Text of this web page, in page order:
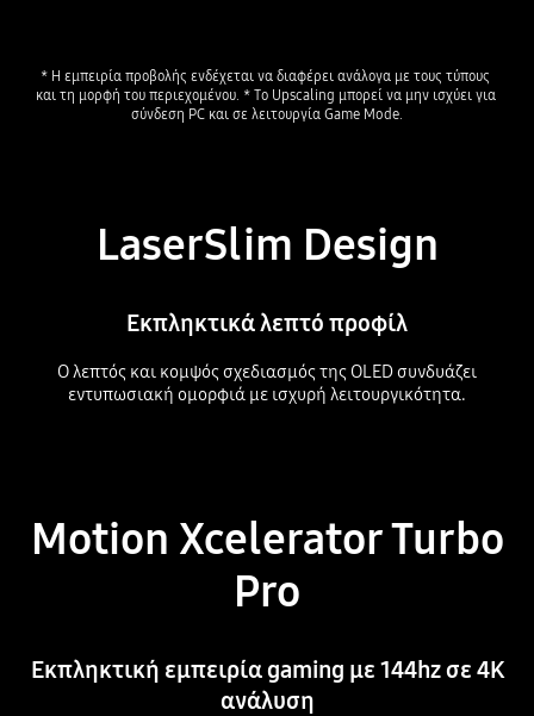
* Η εμπειρία προβολής ενδέχεται να διαφέρει ανάλογα με τους τύπους
και τη μορφή του περιεχομένου. * Το Upscaling μπορεί να μην ισχύει για
LaserSlim Design
Εκπληκτικά λεπτό προφίλ
Ο λεπτός και κομψός σχεδιασμός της OLED συνδυάζει
εντυπωσιακή ομορφιά με ισχυρή λειτουργικότητα.
Motion Xcelerator Turbo
Pro
Εκπληκτική εμπειρία gaming με 144hz σε 4K
ανάλυση